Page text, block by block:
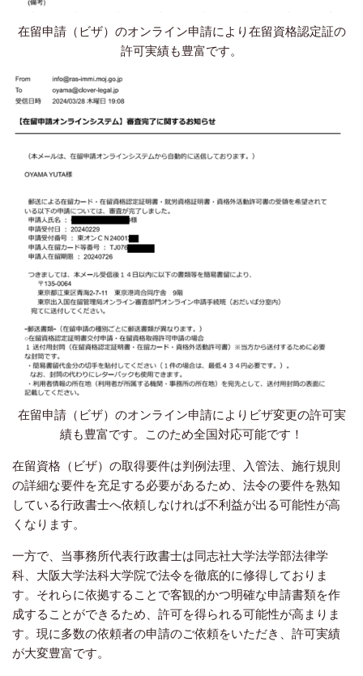
在留申請（ビザ）のオンライン申請により在留資格認定証の
許可実績も豊富です。
在留申請（ビザ）のオンライン申請によりビザ変更の許可実
績も豊富です。このため全国対応可能です！
在留資格（ビザ）の取得要件は判例法理、入管法、施行規則
の詳細な要件を充足する必要があるため、法令の要件を熟知
している行政書士へ依頼しなければ不利益が出る可能性が高
くなります。
一方で、当事務所代表行政書士は同志社大学法学部法律学
科、大阪大学法科大学院で法令を徹底的に修得しておりま
す。それらに依拠することで客観的かつ明確な申請書類を作
成することができるため、許可を得られる可能性が高まりま
す。現に多数の依頼者の申請のご依頼をいただき、許可実績
が大変豊富です。